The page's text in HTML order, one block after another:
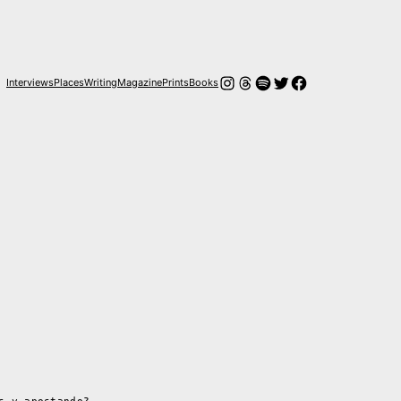
InterviewsPlacesWritingMagazinePrintsBooksInstagram
Hilos
Spotify
Twitter
Facebook